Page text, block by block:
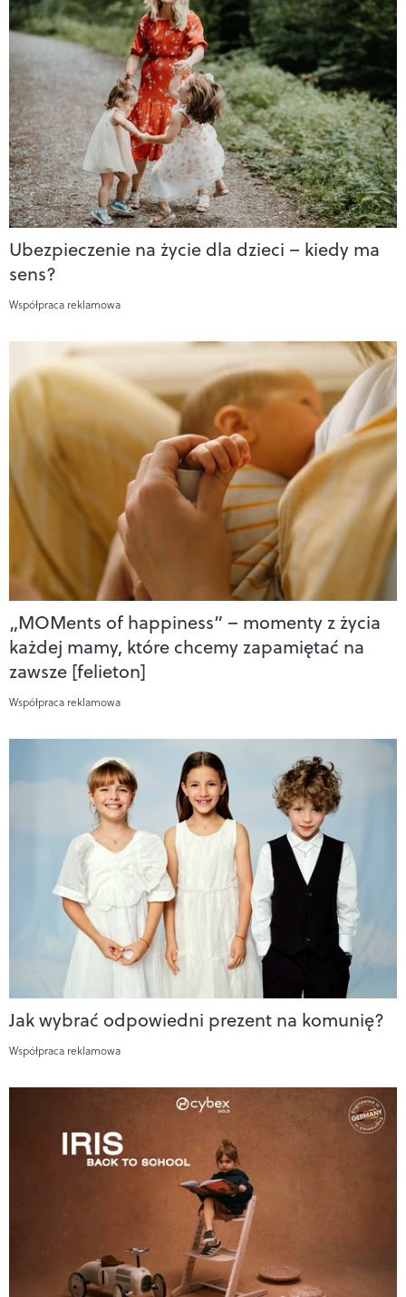
Ubezpieczenie na życie dla dzieci – kiedy ma
sens?
Współpraca reklamowa
„MOMents of happiness” – momenty z życia
każdej mamy, które chcemy zapamiętać na
zawsze [felieton]
Współpraca reklamowa
Jak wybrać odpowiedni prezent na komunię?
Współpraca reklamowa